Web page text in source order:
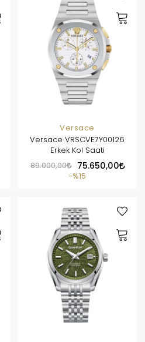
Versace
Versace VRSCVE7Y00126
Erkek Kol Saati
89.000,00
75.650,00
%15